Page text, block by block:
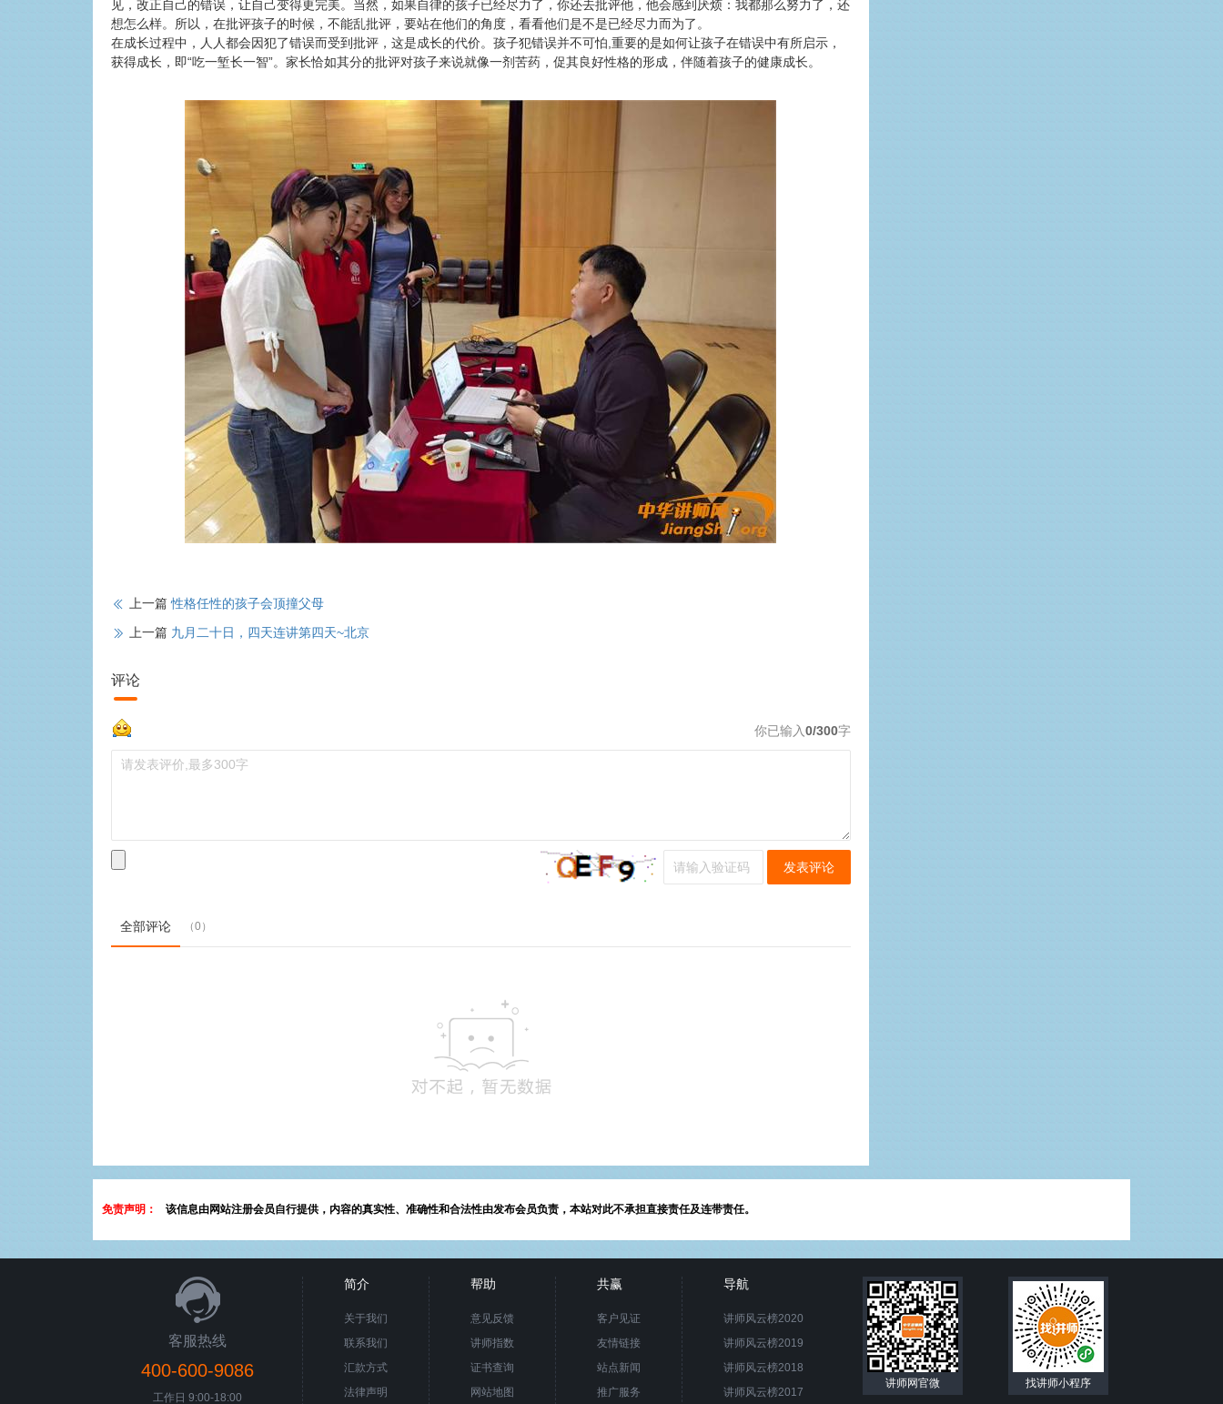
见，改正自己的错误，让自己变得更完美。当然，如果自律的孩子已经尽力了，你还去批评他，他会感到厌烦：我都那么努力了，还
想怎么样。所以，在批评孩子的时候，不能乱批评，要站在他们的角度，看看他们是不是已经尽力而为了。
在成长过程中，人人都会因犯了错误而受到批评，这是成长的代价。孩子犯错误并不可怕,重要的是如何让孩子在错误中有所启示，
获得成长，即“吃一堑长一智”。家长恰如其分的批评对孩子来说就像一剂苦药，促其良好性格的形成，伴随着孩子的健康成长。
上一篇 性格任性的孩子会顶撞父母
上一篇 九月二十日，四天连讲第四天~北京
评论
你已输入0/300字
发表评论
全部评论 （0）
免责声明： 该信息由网站注册会员自行提供，内容的真实性、准确性和合法性由发布会员负责，本站对此不承担直接责任及连带责任。
客服热线
400-600-9086
工作日 9:00-18:00
简介
关于我们
联系我们
汇款方式
法律声明
帮助
意见反馈
讲师指数
证书查询
网站地图
共赢
客户见证
友情链接
站点新闻
推广服务
导航
讲师风云榜2020
讲师风云榜2019
讲师风云榜2018
讲师风云榜2017
讲师网官微 找讲师小程序